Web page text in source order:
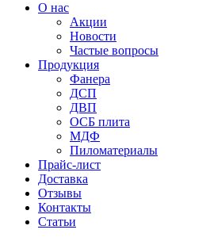
О нас
Акции
Новости
Частые вопросы
Продукция
Фанера
ДСП
ДВП
ОСБ плита
МДФ
Пиломатериалы
Прайс-лист
Доставка
Отзывы
Контакты
Статьи